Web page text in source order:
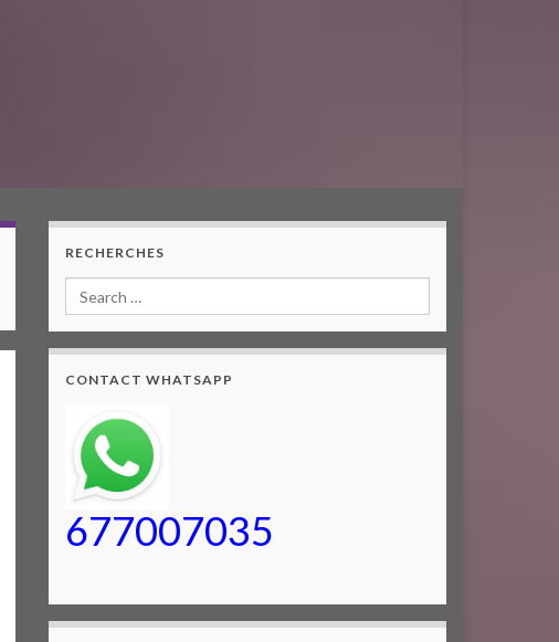
RECHERCHES
CONTACT WHATSAPP
677007035